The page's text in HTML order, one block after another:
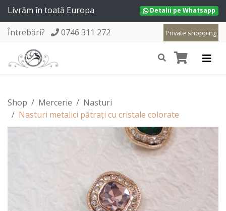
Livrăm în toată Europa Detalii pe Whatsapp
Private shopping
Întrebări? 0746 311 272
Shop Mercerie
Nasturi
Nasturi metalici pătrați cu cristale colorate